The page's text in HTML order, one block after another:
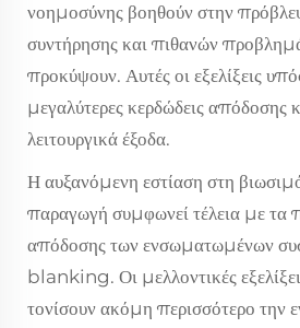
νοημοσύνης βοηθούν στην
συντήρησης και πιθανών
προκύψουν. Αυτές οι εξελίξεις
μεγαλύτερες κερδώδεις απόδοσης
λειτουργικά έξοδα.
Η αυξανόμενη εστίαση στη
παραγωγή συμφωνεί τέλεια με τα
απόδοσης των ενσωματωμένων
blanking. Οι μελλοντικές
τονίσουν ακόμη περισσότερο την